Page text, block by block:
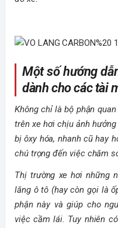
Một số hướng
dành cho các tài
Không chỉ là bộ phận
trên xe hơi chịu ảnh
bị ôxy hóa, nhanh cũ hay
chú trọng đến việc chăm
Thị trường xe hơi những
lăng ô tô (hay còn gọi là
phận này và giúp cho
việc cầm lái. Tuy nhiên